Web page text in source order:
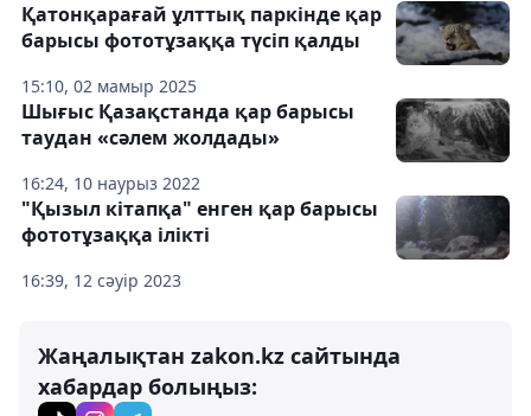
15:10, 02 мамыр 2025
Қатонқарағай ұлттық паркінде қар
барысы фототұзаққа түсіп қалды
16:24, 10 наурыз 2022
Шығыс Қазақстанда қар барысы
таудан «сәлем жолдады»
16:39, 12 сәуір 2023
"Қызыл кітапқа" енген қар барысы
фототұзаққа ілікті
Жаңалықтан zakon.kz сайтында
хабардар болыңыз: